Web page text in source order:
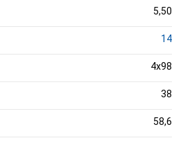
5,50
14
4x98
38
58,6